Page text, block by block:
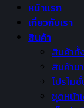
หน้าแรก
เกี่ยวกับเรา
สินค้า
สินค้าทั้
สินค้าข
โปรโม
ชุดหน้า